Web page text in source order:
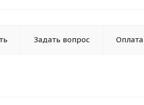
Задать вопрос Оплата